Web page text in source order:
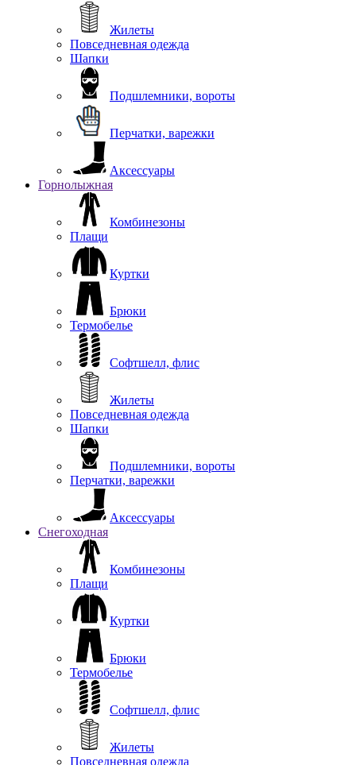
Жилеты
Повседневная одежда
Шапки
Подшлемники, вороты
Перчатки, варежки
Аксессуары
Горнолыжная
Комбинезоны
Плащи
Куртки
Брюки
Термобелье
Софтшелл, флис
Жилеты
Повседневная одежда
Шапки
Подшлемники, вороты
Перчатки, варежки
Аксессуары
Снегоходная
Комбинезоны
Плащи
Куртки
Брюки
Термобелье
Софтшелл, флис
Жилеты
Повседневная одежда